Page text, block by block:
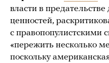
власти в
ценностей,
с правопопулистскими
«пережить несколько
поскольку